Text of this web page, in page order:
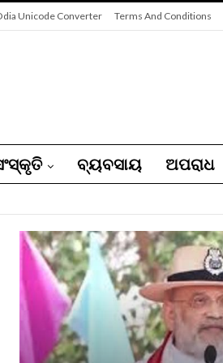
Unicode Converter Terms And Conditions
ବ୍ୟବସାୟ ଅପରାଧ